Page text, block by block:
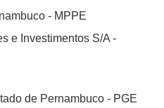
- MPPE
e Investimentos S/A -
de Pernambuco - PGE